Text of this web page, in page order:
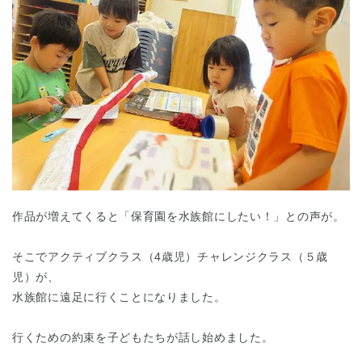
作品が増えてくると「保育園を水族館にしたい！」との声が。
そこでアクティブクラス（4歳児）チャレンジクラス（５歳
児）が、
水族館に遠足に行くことになりました。
行くための約束を子どもたちが話し始めました。